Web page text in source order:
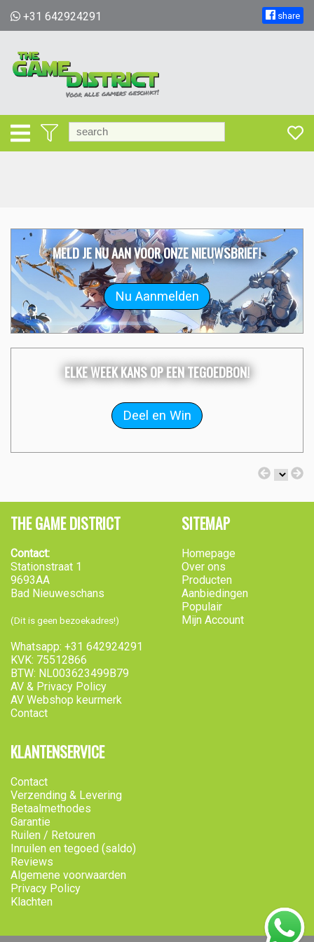
+31 642924291 share
MELD JE NU AAN VOOR ONZE NIEUWSBRIEF!
ELKE WEEK KANS OP EEN TEGOEDBON!
THE GAME DISTRICT
Contact:
Stationstraat 1
9693AA
Bad Nieuweschans
(Dit is geen bezoekadres!)
Whatsapp: +31 642924291
KVK: 75512866
BTW: NL003623499B79
AV & Privacy Policy
AV Webshop keurmerk
Contact
SITEMAP
Homepage
Over ons
Producten
Aanbiedingen
Populair
Mijn Account
KLANTENSERVICE
Contact
Verzending & Levering
Betaalmethodes
Garantie
Ruilen / Retouren
Inruilen en tegoed (saldo)
Reviews
Algemene voorwaarden
Privacy Policy
Klachten